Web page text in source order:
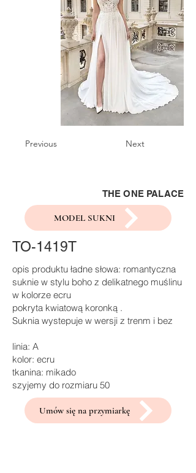
Previous Next
THE ONE PALACE
MODEL SUKNI
TO-1419T
opis produktu ładne słowa: romantyczna
suknie w stylu boho z delikatnego muślinu
w kolorze ecru
pokryta kwiatową koronką .
Suknia wystepuje w wersji z trenm i bez
linia: A
kolor: ecru
tkanina: mikado
szyjemy do rozmiaru 50
Umów się na przymiarkę